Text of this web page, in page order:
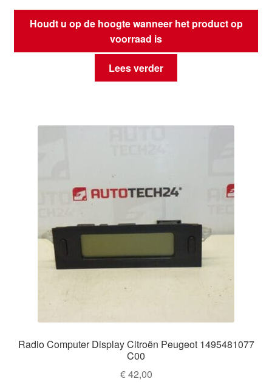
Houdt u op de hoogte wanneer het product op
voorraad is
Lees verder
Radio Computer Display Citroën Peugeot 1495481077
C00
€42,00